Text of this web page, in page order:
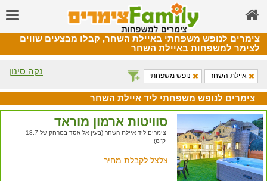
צימרים לנופש משפחתי באיילת השחר, קבלו מבצעים שווים
לצימר למשפחות באיילת השחר
נקה סינון איילת השחר נופש משפחתי
צימרים לנופש משפחתי ליד איילת השחר
סוויטות ארמון מוראד
צימרים ליד איילת השחר (בעין אל אסד במרחק של 18.7
ק"מ)
צלצל לקבלת מחיר